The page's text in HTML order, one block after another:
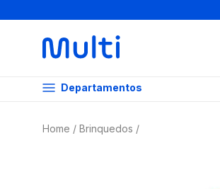
Departamentos
Brinquedos